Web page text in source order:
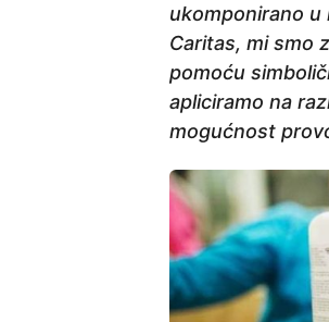
ukomponirano
Caritas, mi smo
pomoću
apliciramo na
mogućnost